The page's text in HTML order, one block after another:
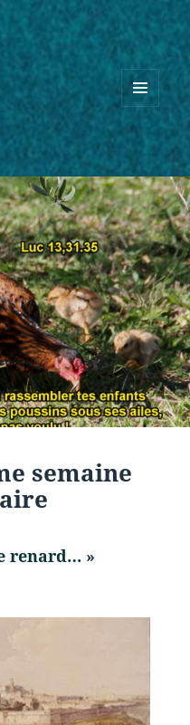
MENU
ET
WIDGETS
semaine
renard… »